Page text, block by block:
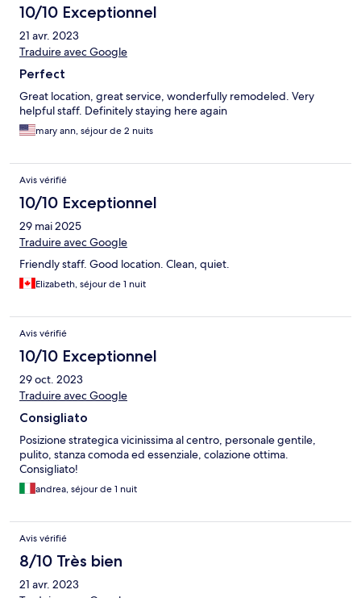
10/10 Exceptionnel
21 avr. 2023
Traduire avec Google
Perfect
Great location, great service, wonderfully remodeled. Very
helpful staff. Definitely staying here again
mary ann, séjour de 2 nuits
Avis vérifié
10/10 Exceptionnel
29 mai 2025
Traduire avec Google
Friendly staff. Good location. Clean, quiet.
Elizabeth, séjour de 1 nuit
Avis vérifié
10/10 Exceptionnel
29 oct. 2023
Traduire avec Google
Consigliato
Posizione strategica vicinissima al centro, personale gentile,
pulito, stanza comoda ed essenziale, colazione ottima.
Consigliato!
andrea, séjour de 1 nuit
Avis vérifié
8/10 Très bien
21 avr. 2023